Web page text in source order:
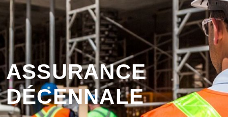
ASSURANCE
DÉCENNALE